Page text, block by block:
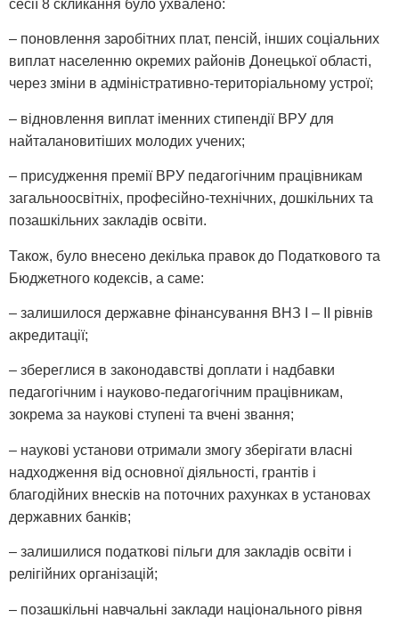
сесії 8 скликання було ухвалено:
– поновлення заробітних плат, пенсій, інших соціальних
виплат населенню окремих районів Донецької області,
через зміни в адміністративно-територіальному устрої;
– відновлення виплат іменних стипендії ВРУ для
найталановитіших молодих учених;
– присудження премії ВРУ педагогічним працівникам
загальноосвітніх, професійно-технічних, дошкільних та
позашкільних закладів освіти.
Також, було внесено декілька правок до Податкового та
Бюджетного кодексів, а саме:
– залишилося державне фінансування ВНЗ І – ІІ рівнів
акредитації;
– збереглися в законодавстві доплати і надбавки
педагогічним і науково-педагогічним працівникам,
зокрема за наукові ступені та вчені звання;
– наукові установи отримали змогу зберігати власні
надходження від основної діяльності, грантів і
благодійних внесків на поточних рахунках в установах
державних банків;
– залишилися податкові пільги для закладів освіти і
релігійних організацій;
– позашкільні навчальні заклади національного рівня